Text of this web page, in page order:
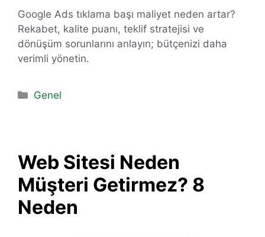
Google Ads tıklama başı maliyet neden artar?
Rekabet, kalite puanı, teklif stratejisi ve
dönüşüm sorunlarını anlayın; bütçenizi daha
verimli yönetin.
Kategoriler
Genel
Web Sitesi Neden
Müşteri Getirmez? 8
Neden